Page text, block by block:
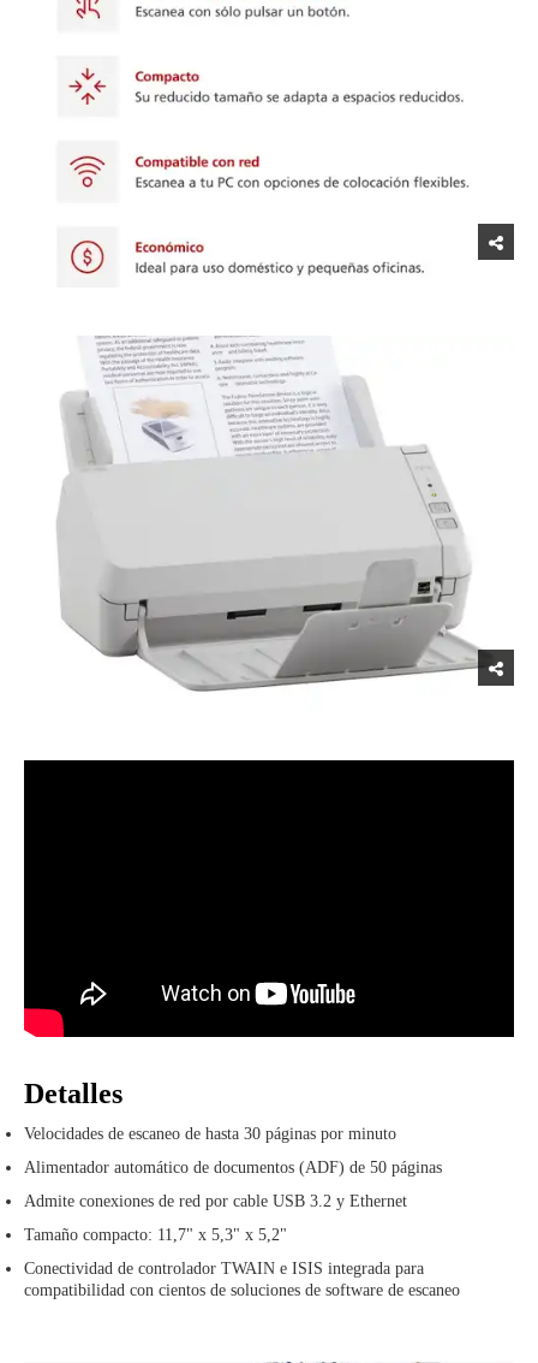
Detalles
Velocidades de escaneo de hasta 30 páginas por minuto
Alimentador automático de documentos (ADF) de 50 páginas
Admite conexiones de red por cable USB 3.2 y Ethernet
Tamaño compacto: 11,7" x 5,3" x 5,2"
Conectividad de controlador TWAIN e ISIS integrada para
compatibilidad con cientos de soluciones de software de escaneo